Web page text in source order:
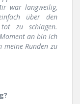
war langweilig,
über den
zu schlagen.
an bin ich
Runden zu